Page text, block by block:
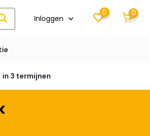
Inloggen
0 0
in 3 termijnen